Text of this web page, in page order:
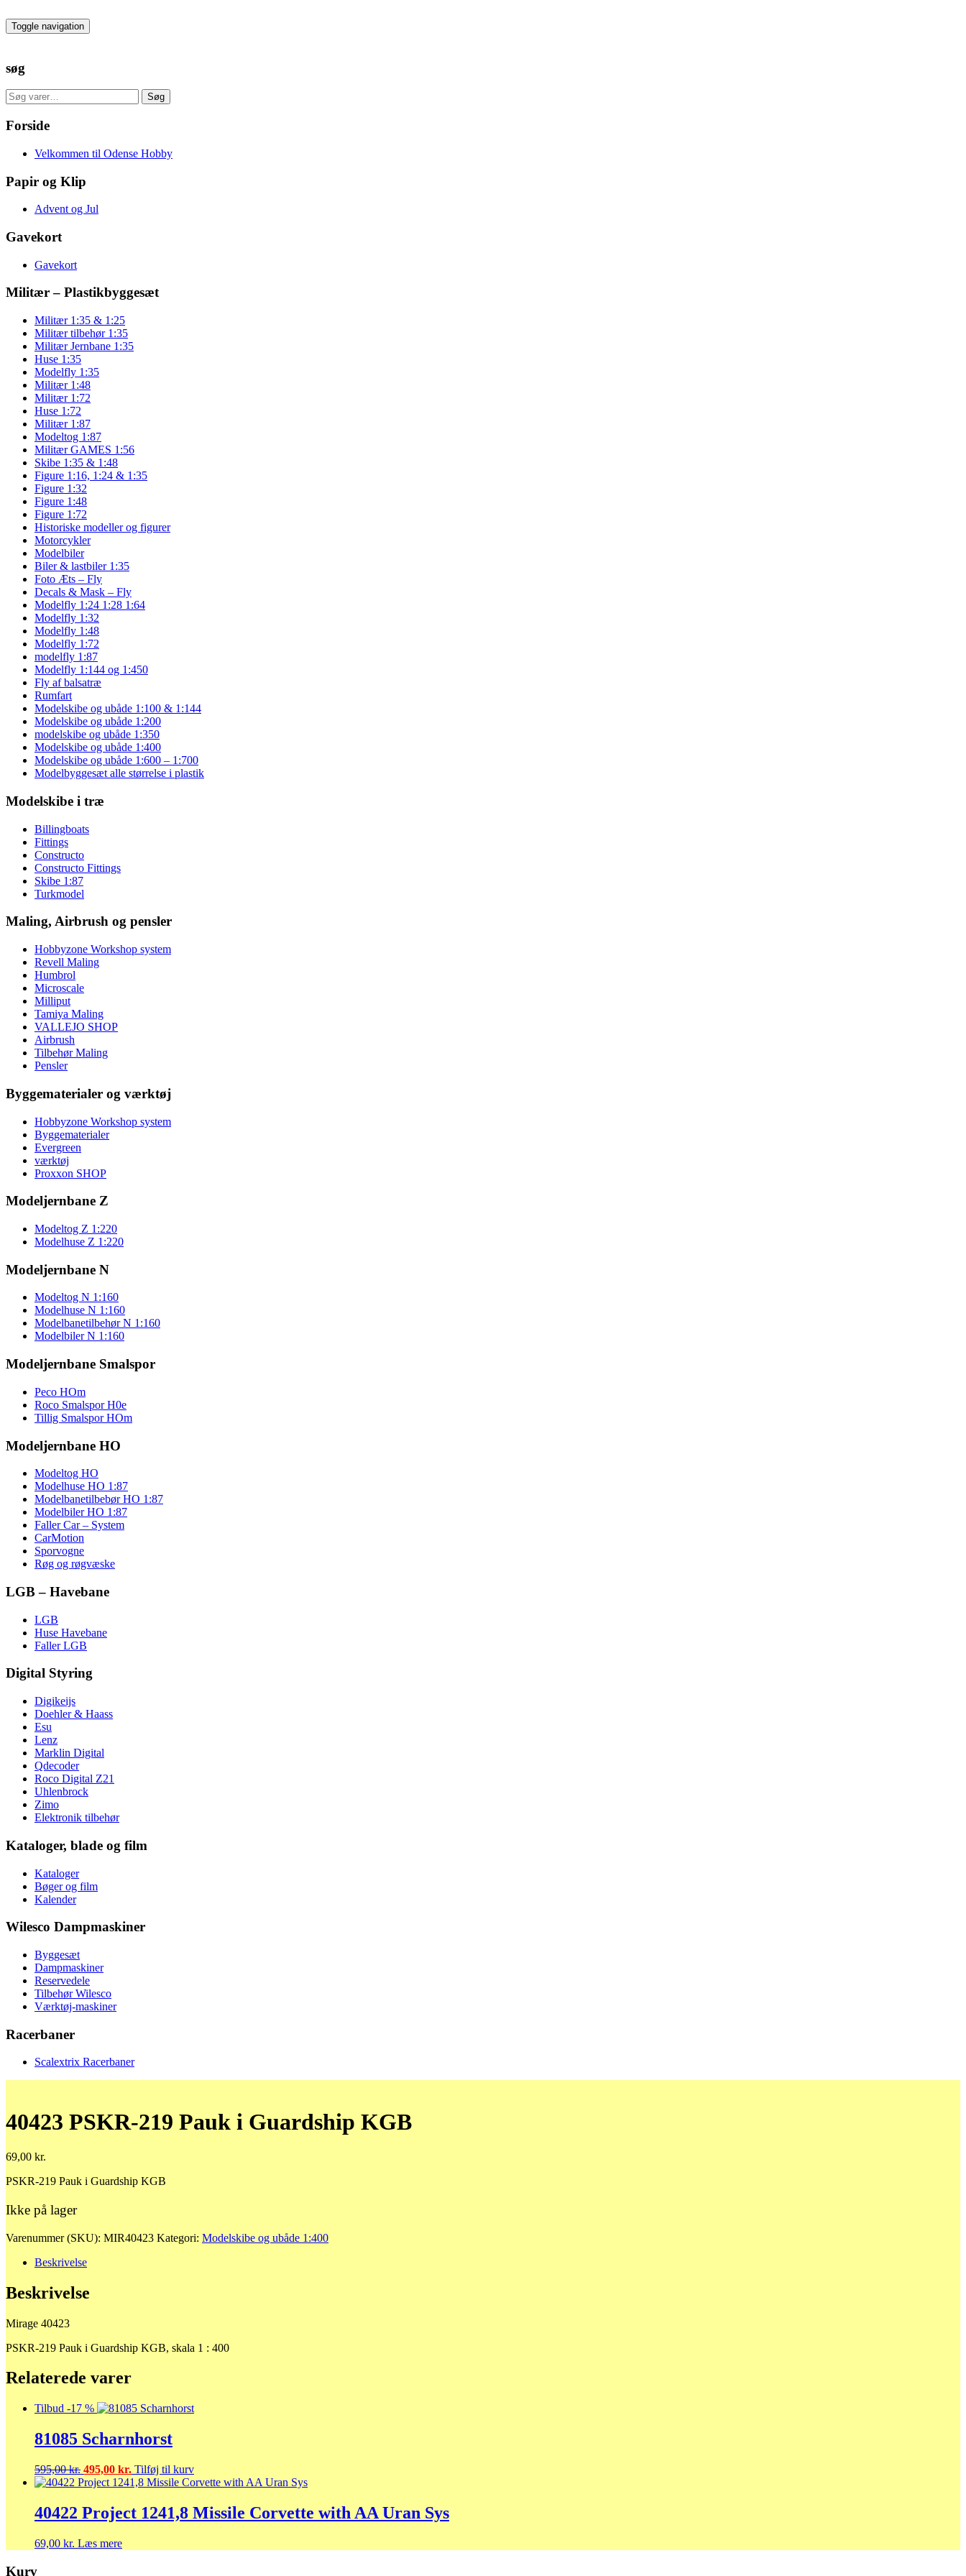
to
the
Toggle navigation
søg
Søg
efter:
Søg
Forside
Velkommen til Odense Hobby
Papir og Klip
Advent og Jul
Gavekort
Gavekort
Militær – Plastikbyggesæt
Militær 1:35 & 1:25
Militær tilbehør 1:35
Militær Jernbane 1:35
Huse 1:35
Modelfly 1:35
Militær 1:48
Militær 1:72
Huse 1:72
Militær 1:87
Modeltog 1:87
Militær GAMES 1:56
Skibe 1:35 & 1:48
Figure 1:16, 1:24 & 1:35
Figure 1:32
Figure 1:48
Figure 1:72
Historiske modeller og figurer
Motorcykler
Modelbiler
Biler & lastbiler 1:35
Foto Æts – Fly
Decals & Mask – Fly
Modelfly 1:24 1:28 1:64
Modelfly 1:32
Modelfly 1:48
Modelfly 1:72
modelfly 1:87
Modelfly 1:144 og 1:450
Fly af balsatræ
Rumfart
Modelskibe og ubåde 1:100 & 1:144
Modelskibe og ubåde 1:200
modelskibe og ubåde 1:350
Modelskibe og ubåde 1:400
Modelskibe og ubåde 1:600 – 1:700
Modelbyggesæt alle størrelse i plastik
Modelskibe i træ
Billingboats
Fittings
Constructo
Constructo Fittings
Skibe 1:87
Turkmodel
Maling, Airbrush og pensler
Hobbyzone Workshop system
Revell Maling
Humbrol
Microscale
Milliput
Tamiya Maling
VALLEJO SHOP
Airbrush
Tilbehør Maling
Pensler
Byggematerialer og værktøj
Hobbyzone Workshop system
Byggematerialer
Evergreen
værktøj
Proxxon SHOP
Modeljernbane Z
Modeltog Z 1:220
Modelhuse Z 1:220
Modeljernbane N
Modeltog N 1:160
Modelhuse N 1:160
Modelbanetilbehør N 1:160
Modelbiler N 1:160
Modeljernbane Smalspor
Peco HOm
Roco Smalspor H0e
Tillig Smalspor HOm
Modeljernbane HO
Modeltog HO
Modelhuse HO 1:87
Modelbanetilbebør HO 1:87
Modelbiler HO 1:87
Faller Car – System
CarMotion
Sporvogne
Røg og røgvæske
LGB – Havebane
LGB
Huse Havebane
Faller LGB
Digital Styring
Digikeijs
Doehler & Haass
Esu
Lenz
Marklin Digital
Qdecoder
Roco Digital Z21
Uhlenbrock
Zimo
Elektronik tilbehør
Kataloger, blade og film
Kataloger
Bøger og film
Kalender
Wilesco Dampmaskiner
Byggesæt
Dampmaskiner
Reservedele
Tilbehør Wilesco
Værktøj-maskiner
Racerbaner
Scalextrix Racerbaner
40423 PSKR-219 Pauk i Guardship KGB
69,00 kr.
PSKR-219 Pauk i Guardship KGB
Ikke på lager
Varenummer (SKU): MIR40423 Kategori: Modelskibe og ubåde 1:400
Beskrivelse
Beskrivelse
Mirage 40423
PSKR-219 Pauk i Guardship KGB, skala 1 : 400
Relaterede varer
Tilbud -17 %
81085 Scharnhorst
595,00kr. Den
oprindelige
var:
595,00 kr..
495,00 kr. Den
aktuelle
er:
495,00 kr..
Tilføj til kurv
40422 Project 1241,8 Missile Corvette with AA Uran Sys
69,00 kr. Læs mere
Kurv